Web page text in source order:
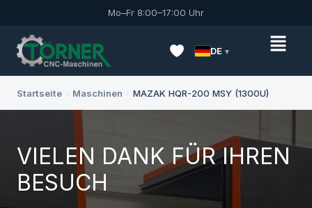
Mo–Fr 8:00–17:00 Uhr
DE
Startseite Maschinen MAZAK HQR-200 MSY (1300U)
VIELEN DANK FÜR IHREN
BESUCH